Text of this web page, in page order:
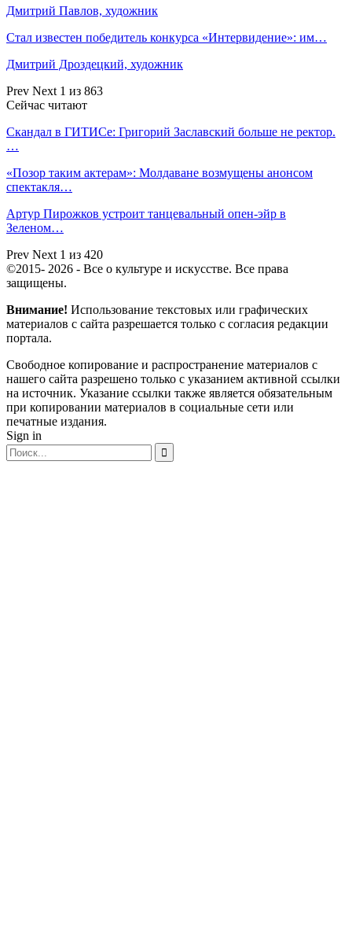
Дмитрий Павлов, художник
Стал известен победитель конкурса «Интервидение»: им…
Дмитрий Дроздецкий, художник
Prev Next 1 из 863
Сейчас читают
Скандал в ГИТИСе: Григорий Заславский больше не ректор.
…
«Позор таким актерам»: Молдаване возмущены анонсом
спектакля…
Артур Пирожков устроит танцевальный опен-эйр в
Зеленом…
Prev Next 1 из 420
©2015- 2026 - Все о культуре и искусстве. Все права
защищены.
Внимание! Использование текстовых или графических
материалов с сайта разрешается только c согласия редакции
портала.
Свободное копирование и распространение материалов с
нашего сайта разрешено только с указанием активной ссылки
на источник. Указание ссылки также является обязательным
при копировании материалов в социальные сети или
печатные издания.
Sign in